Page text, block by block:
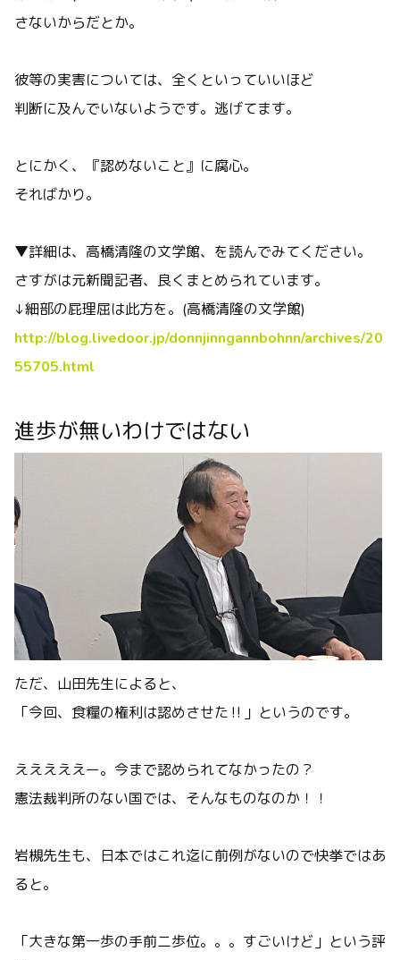
さないからだとか。
彼等の実害については、全くといっていいほど
判断に及んでいないようです。逃げてます。
とにかく、『認めないこと』に腐心。
そればかり。
▼詳細は、高橋清隆の文学館、を読んでみてください。
さすがは元新聞記者、良くまとめられています。
↓細部の屁理屈は此方を。(高橋清隆の文学館)
http://blog.livedoor.jp/donnjinngannbohnn/archives/20
55705.html
進歩が無いわけではない
ただ、山田先生によると、
「今回、食糧の権利は認めさせた‼️」というのです。
えええええー。今まで認められてなかったの？
憲法裁判所のない国では、そんなものなのか！！
岩槻先生も、日本ではこれ迄に前例がないので快挙ではあ
ると。
「大きな第一歩の手前二歩位。。。すごいけど」という評